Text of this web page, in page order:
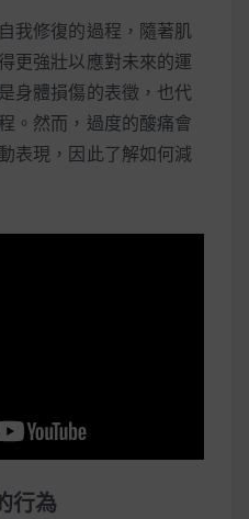
我修復的過程，隨著肌
更強壯以應對未來的運
身體損傷的表徵，也代
。然而，過度的酸痛會
表現，因此了解如何減
行為